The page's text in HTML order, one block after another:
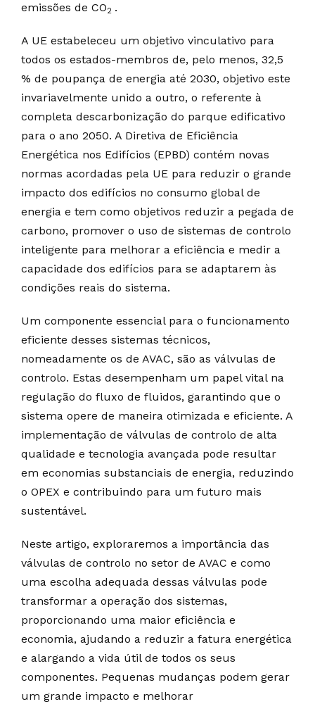
emissões de CO2 .
A UE estabeleceu um objetivo vinculativo para
todos os estados-membros de, pelo menos, 32,5
% de poupança de energia até 2030, objetivo este
invariavelmente unido a outro, o referente à
completa descarbonização do parque edificativo
para o ano 2050. A Diretiva de Eficiência
Energética nos Edifícios (EPBD) contém novas
normas acordadas pela UE para reduzir o grande
impacto dos edifícios no consumo global de
energia e tem como objetivos reduzir a pegada de
carbono, promover o uso de sistemas de controlo
inteligente para melhorar a eficiência e medir a
capacidade dos edifícios para se adaptarem às
condições reais do sistema.
Um componente essencial para o funcionamento
eficiente desses sistemas técnicos,
nomeadamente os de AVAC, são as válvulas de
controlo. Estas desempenham um papel vital na
regulação do fluxo de fluidos, garantindo que o
sistema opere de maneira otimizada e eficiente. A
implementação de válvulas de controlo de alta
qualidade e tecnologia avançada pode resultar
em economias substanciais de energia, reduzindo
o OPEX e contribuindo para um futuro mais
sustentável.
Neste artigo, exploraremos a importância das
válvulas de controlo no setor de AVAC e como
uma escolha adequada dessas válvulas pode
transformar a operação dos sistemas,
proporcionando uma maior eficiência e
economia, ajudando a reduzir a fatura energética
e alargando a vida útil de todos os seus
componentes. Pequenas mudanças podem gerar
um grande impacto e melhorar